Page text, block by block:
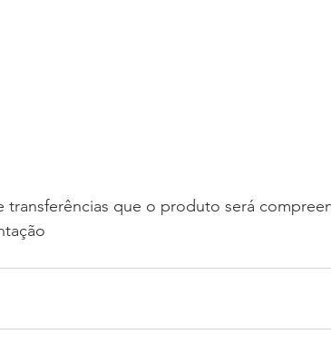
transferências que o produto será